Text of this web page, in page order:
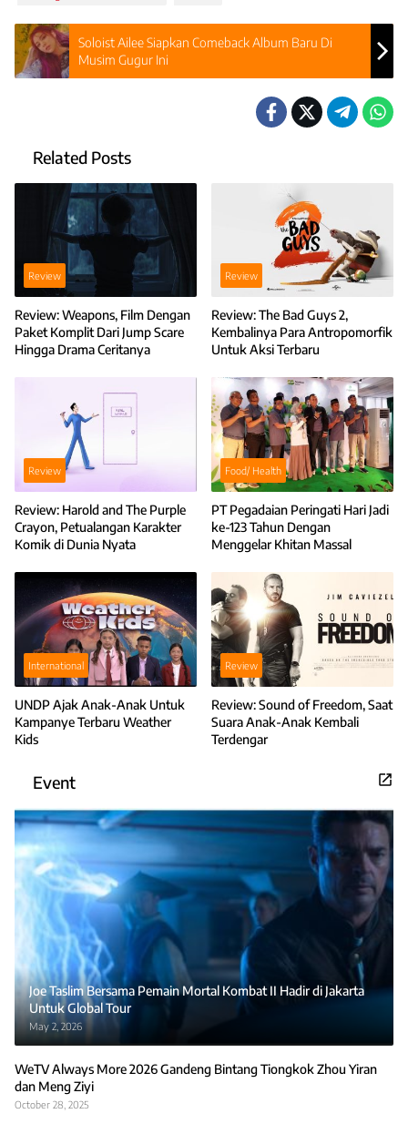
Soloist Ailee Siapkan Comeback Album Baru Di
Musim Gugur Ini
Related Posts
Review
Review: Weapons, Film Dengan
Paket Komplit Dari Jump Scare
Hingga Drama Ceritanya
Review
Review: The Bad Guys 2,
Kembalinya Para Antropomorfik
Untuk Aksi Terbaru
Review
Review: Harold and The Purple
Crayon, Petualangan Karakter
Komik di Dunia Nyata
Food/ Health
PT Pegadaian Peringati Hari Jadi
ke-123 Tahun Dengan
Menggelar Khitan Massal
International
UNDP Ajak Anak-Anak Untuk
Kampanye Terbaru Weather
Kids
Review
Review: Sound of Freedom, Saat
Suara Anak-Anak Kembali
Terdengar
Event
Joe Taslim Bersama Pemain Mortal Kombat II Hadir di Jakarta
Untuk Global Tour
May 2, 2026
WeTV Always More 2026 Gandeng Bintang Tiongkok Zhou Yiran
dan Meng Ziyi
October 28, 2025